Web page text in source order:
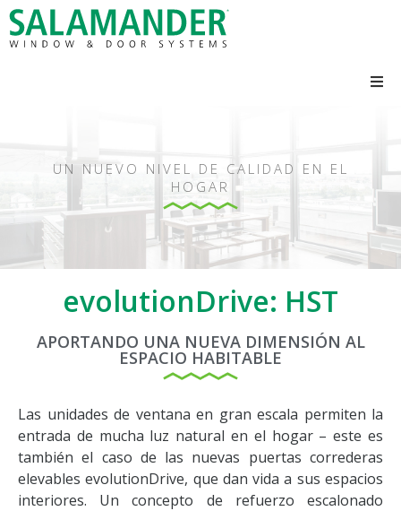
UN NUEVO NIVEL DE CALIDAD EN EL
HOGAR
evolutionDrive: HST
APORTANDO UNA NUEVA DIMENSIÓN AL
ESPACIO HABITABLE
Las unidades de ventana en gran escala permiten la
entrada de mucha luz natural en el hogar – este es
también el caso de las nuevas puertas correderas
elevables evolutionDrive, que dan vida a sus espacios
interiores. Un concepto de refuerzo escalonado